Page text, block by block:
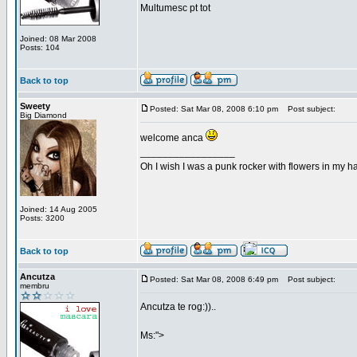
Joined: 08 Mar 2008
Posts: 104
Multumesc pt tot
Back to top
Sweety
Big Diamond
Joined: 14 Aug 2005
Posts: 3200
Posted: Sat Mar 08, 2008 6:10 pm Post subject:
welcome anca
Oh I wish I was a punk rocker with flowers in my
Back to top
Ancutza
membru
Posted: Sat Mar 08, 2008 6:49 pm Post subject:
Ancutza te rog:))..
Ms:">